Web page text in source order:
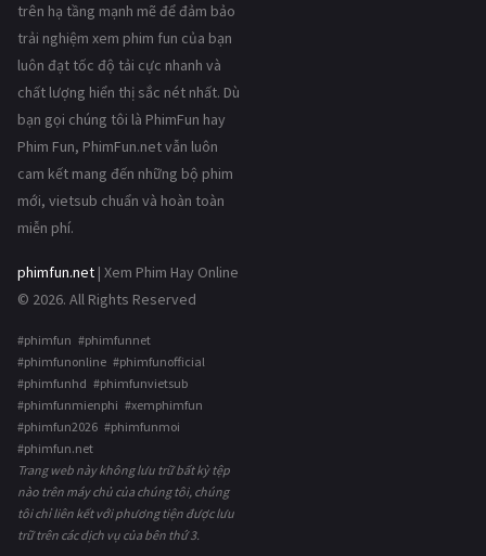
trên hạ tầng mạnh mẽ để đảm bảo
trải nghiệm xem phim fun của bạn
luôn đạt tốc độ tải cực nhanh và
chất lượng hiển thị sắc nét nhất. Dù
bạn gọi chúng tôi là PhimFun hay
Phim Fun, PhimFun.net vẫn luôn
cam kết mang đến những bộ phim
mới, vietsub chuẩn và hoàn toàn
miễn phí.
phimfun.net | Xem Phim Hay Online
© 2026. All Rights Reserved
#phimfun #phimfunnet
#phimfunonline #phimfunofficial
#phimfunhd #phimfunvietsub
#phimfunmienphi #xemphimfun
#phimfun2026 #phimfunmoi
#phimfun.net
Trang web này không lưu trữ bất kỳ tệp
nào trên máy chủ của chúng tôi, chúng
tôi chỉ liên kết với phương tiện được lưu
trữ trên các dịch vụ của bên thứ 3.